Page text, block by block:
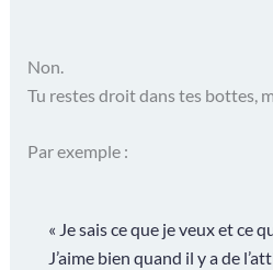
Non.
Tu restes droit dans tes bottes,
Par exemple :
« Je sais ce que je veux et ce
J’aime bien quand il y a de